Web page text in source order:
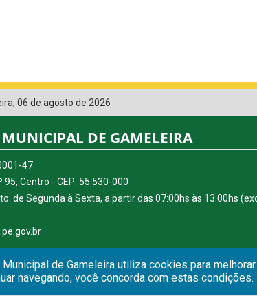
, 06 de agosto de 2026
MUNICIPAL DE GAMELEIRA
47
95, Centro - CEP: 55.530-000
de Segunda à Sexta, a partir das 07:00hs às 13:00hs
de Gameleira utiliza cookies para
navegando, você concorda com estas condições.